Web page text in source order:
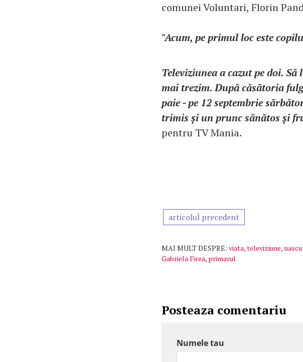
comunei Voluntari, Florin
"Acum, pe primul loc este
Televiziunea a cazut pe doi.
mai trezim. După căsătoria
paie - pe 12 septembrie
trimis şi un prunc sănătos şi
pentru TV Mania.
articolul precedent
MAI MULT DESPRE: viata,televiziune,
Gabriela Firea, primarul
Posteaza comentariu
Numele tau